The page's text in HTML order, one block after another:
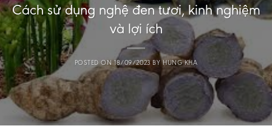
Cách sử dụng nghệ đen tươi, kinh nghiệm
và lợi ích
POSTED ON18/09/2023BYHUNG KHA